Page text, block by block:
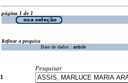
página 1 de 1
Refinar a pesquisa
Base de dados : article
Pesquisar
1